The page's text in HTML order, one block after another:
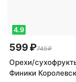
4.9
599 ₽749 ₽
Орехи/
Финики